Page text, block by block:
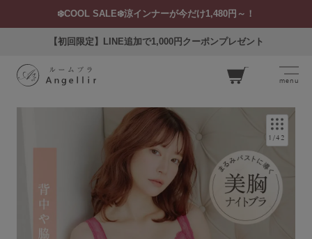
❄️COOL SALE❄️涼インナーが今だけ1,480円～！
【初回限定】LINE追加で1,000円クーポンプレゼント
ト
menu
ログイン お気に入り 閲覧履歴
1/42